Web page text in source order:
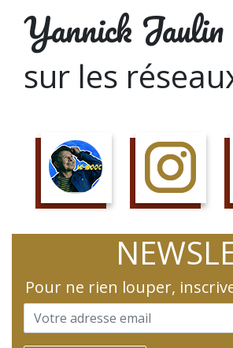
Yannick Jaulin
sur les
Pour ne rien louper,